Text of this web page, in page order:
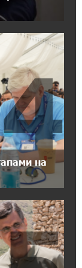
в июле
и
фондов
в Раздане
МСБ
на
4